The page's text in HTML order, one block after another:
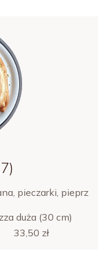
pieczarki, pieprz
duża (30 cm)
33,50 zł